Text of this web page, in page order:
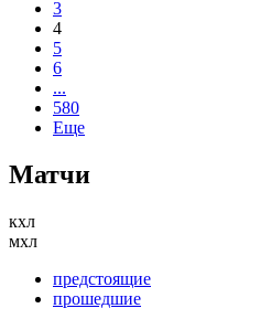
3
4
5
6
...
580
Еще
Матчи
кхл
мхл
предстоящие
прошедшие